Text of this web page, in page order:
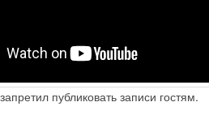
публиковать записи гостям.